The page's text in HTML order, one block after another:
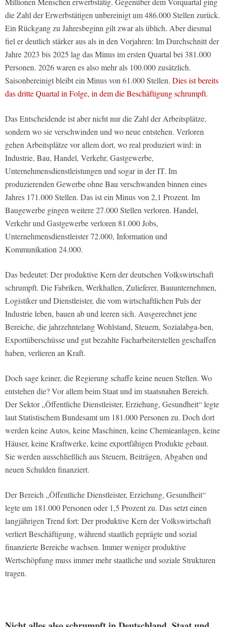
die Zahl der Erwerbstätigen unbereinigt um 486.000 Stellen zurück.
Ein Rückgang zu Jahresbeginn gilt zwar als üblich. Aber diesmal
fiel er deutlich stärker aus als in den Vorjahren: Im Durchschnitt der
Jahre 2023 bis 2025 lag das Minus im ersten Quartal bei 381.000
Personen. 2026 waren es also mehr als 100.000 zusätzlich.
Saisonbereinigt bleibt ein Minus von 61.000 Stellen. Dies ist bereits
das dritte Quartal in Folge, in dem die Beschäftigung schrumpft.
Das Entscheidende ist aber nicht nur die Zahl der Arbeitsplätze,
sondern wo sie verschwinden und wo neue entstehen. Verloren
gehen Arbeitsplätze vor allem dort, wo real produziert wird: in
Industrie, Bau, Handel, Verkehr, Gastgewerbe,
Unternehmensdienstleistungen und sogar in der IT. Im
produzierenden Gewerbe ohne Bau verschwanden binnen eines
Jahres 171.000 Stellen. Das ist ein Minus von 2,1 Prozent. Im
Baugewerbe gingen weitere 27.000 Stellen verloren. Handel,
Verkehr und Gastgewerbe verloren 81.000 Jobs,
Unternehmensdienstleister 72.000, Information und
Kommunikation 24.000.
Das bedeutet: Der produktive Kern der deutschen Volkswirtschaft
schrumpft. Die Fabriken, Werkhallen, Zulieferer, Bauunternehmen,
Logistiker und Dienstleister, die vom wirtschaftlichen Puls der
Industrie leben, bauen ab und leeren sich. Ausgerechnet jene
Bereiche, die jahrzehntelang Wohlstand, Steuern, Sozialabga-ben,
Exportüberschüsse und gut bezahlte Facharbeiterstellen geschaffen
haben, verlieren an Kraft.
Doch sage keiner, die Regierung schaffe keine neuen Stellen. Wo
entstehen die? Vor allem beim Staat und im staatsnahen Bereich.
Der Sektor „Öffentliche Dienstleister, Erziehung, Gesundheit“ legte
laut Statistischem Bundesamt um 181.000 Personen zu. Doch dort
werden keine Autos, keine Maschinen, keine Chemieanlagen, keine
Häuser, keine Kraftwerke, keine exportfähigen Produkte gebaut.
Sie werden ausschließlich aus Steuern, Beiträgen, Abgaben und
neuen Schulden finanziert.
Der Bereich „Öffentliche Dienstleister, Erziehung, Gesundheit“
legte um 181.000 Personen oder 1,5 Prozent zu. Das setzt einen
langjährigen Trend fort: Der produktive Kern der Volkswirtschaft
verliert Beschäftigung, während staatlich geprägte und sozial
finanzierte Bereiche wachsen. Immer weniger produktive
Wertschöpfung muss immer mehr staatliche und soziale Strukturen
tragen.